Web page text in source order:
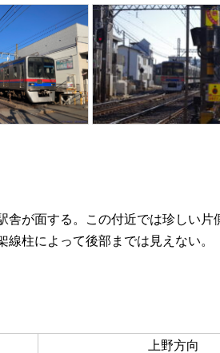
舎が面する。この付近では珍しい片
柱によって後部までは見えない。
上野方向